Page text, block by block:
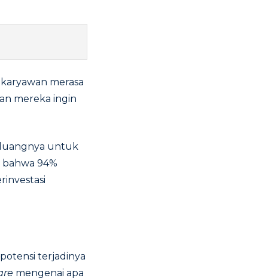
merasa
mereka ingin
untuk
94%
terjadinya
mengenai apa